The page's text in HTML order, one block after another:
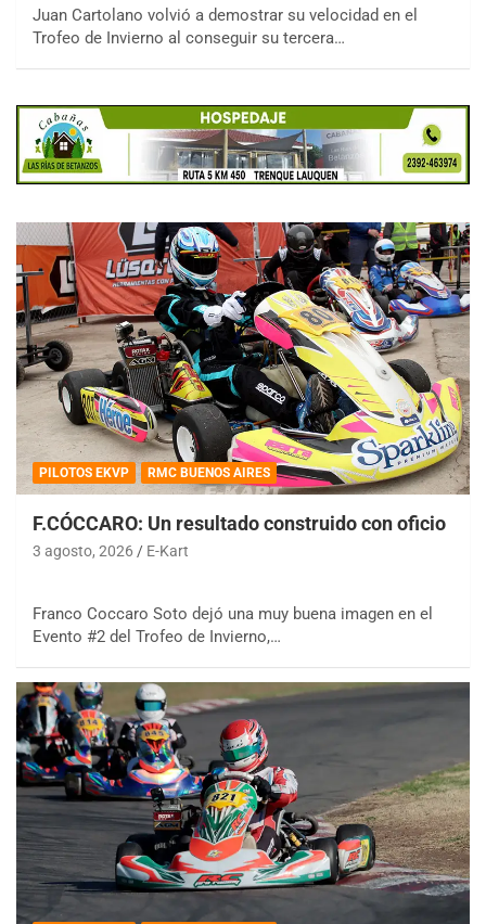
Juan Cartolano volvió a demostrar su velocidad en el
Trofeo de Invierno al conseguir su tercera…
PILOTOS EKVP RMC BUENOS AIRES
F.CÓCCARO: Un resultado construido con oficio
3 agosto, 2026 E-Kart
Franco Coccaro Soto dejó una muy buena imagen en el
Evento #2 del Trofeo de Invierno,…